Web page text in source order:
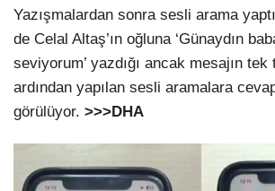
Yazışmalardan sonra sesli arama
de Celal Altaş’ın oğluna ‘Günaydın
seviyorum’ yazdığı ancak mesajın tek
ardından yapılan sesli aramalara cevap
görülüyor. >>>DHA